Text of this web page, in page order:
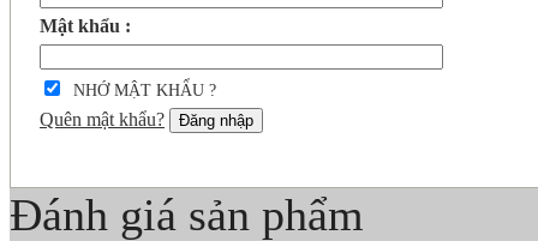
Mật khẩu :
NHỚ MẬT KHẨU ?
Quên mật khẩu? Đăng nhập
Đánh giá sản phẩm